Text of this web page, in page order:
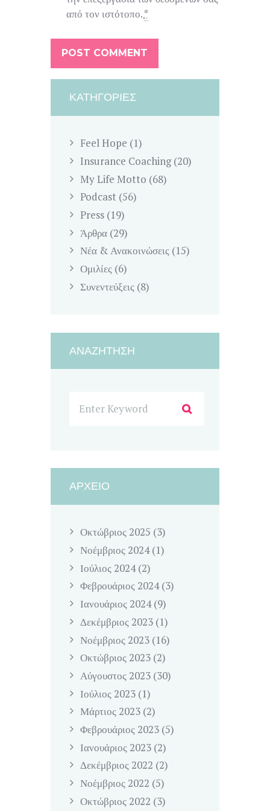
από τον ιστότοπο.*
ΚΑΤΗΓΟΡΊΕΣ
Feel Hope (1)
Insurance Coaching(20)
My Life Motto (68)
Podcast (56)
Press (19)
Άρθρα (29)
Νέα & Ανακοινώσεις (15)
Ομιλίες (6)
Συνεντεύξεις (8)
ΑΝΑΖΉΤΗΣΗ
ΑΡΧΕΊΟ
Οκτώβριος 2025 (3)
Νοέμβριος 2024(1)
Ιούλιος 2024(2)
Φεβρουάριος 2024(3)
Ιανουάριος 2024(9)
Δεκέμβριος 2023 (1)
Νοέμβριος 2023 (16)
Οκτώβριος 2023 (2)
Αύγουστος 2023 (30)
Ιούλιος 2023 (1)
Μάρτιος 2023 (2)
Φεβρουάριος 2023 (5)
Ιανουάριος 2023 (2)
Δεκέμβριος 2022 (2)
Νοέμβριος 2022 (5)
Οκτώβριος 2022 (3)